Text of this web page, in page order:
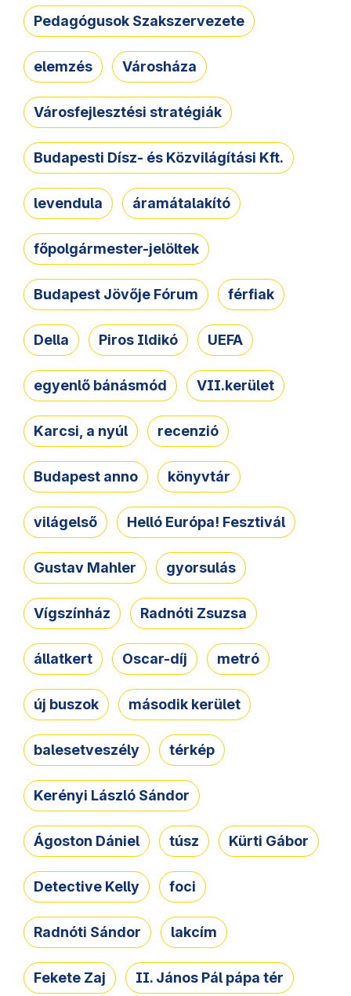
Pedagógusok Szakszervezete
elemzés Városháza
Városfejlesztési stratégiák
Budapesti Dísz- és Közvilágítási Kft.
levendula áramátalakító
főpolgármester-jelöltek
Budapest Jövője Fórum férfiak
Della Piros Ildikó UEFA
egyenlő bánásmód VII.kerület
Karcsi, a nyúl recenzió
Budapest anno könyvtár
világelső Helló Európa! Fesztivál
Gustav Mahler gyorsulás
Vígszínház Radnóti Zsuzsa
állatkert Oscar-díj metró
új buszok második kerület
balesetveszély térkép
Kerényi László Sándor
Ágoston Dániel túsz Kürti Gábor
Detective Kelly foci
Radnóti Sándor lakcím
Fekete Zaj II. János Pál pápa tér